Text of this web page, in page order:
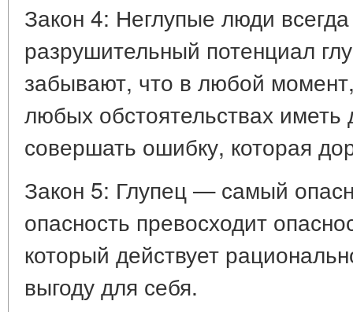
Закон 4: Неглупые люди
разрушительный потенциал
забывают, что в любой
любых обстоятельствах
совершать ошибку, которая
Закон 5: Глупец — самый
опасность превосходит
который действует
выгоду для себя.